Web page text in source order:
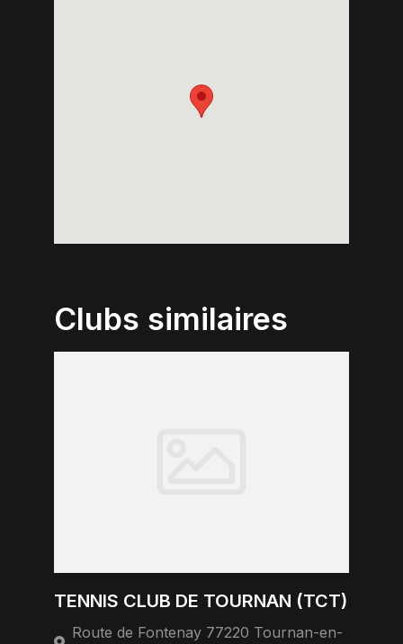
Clubs similaires
TENNIS CLUB DE TOURNAN (TCT)
Route de Fontenay 77220 Tournan-en-